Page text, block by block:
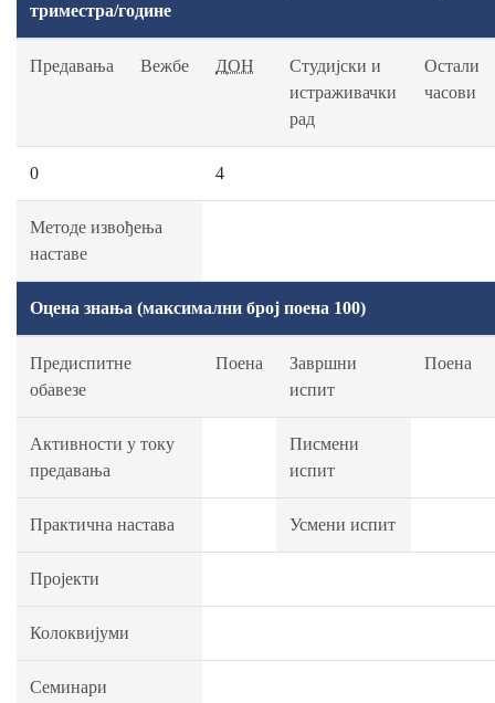
триместра/године
Предавања Вежбе ДОН
Студијски и
истраживачки
рад
Остали
часови
0 4
Методе извођења
наставе
Оцена знања (максимални број поена 100)
Предиспитне
обавезе
Поена
Завршни
испит
Поена
Активности у току
предавања
Писмени
испит
Практична настава Усмени испит
Пројекти
Колоквијуми
Семинари